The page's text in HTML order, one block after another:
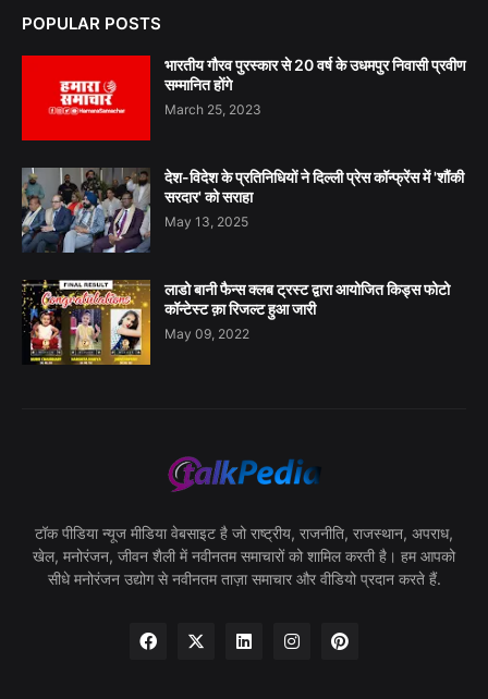
POPULAR POSTS
भारतीय गौरव पुरस्कार से 20 वर्ष के उधमपुर निवासी प्रवीण
सम्मानित होंगे
March 25, 2023
देश-विदेश के प्रतिनिधियों ने दिल्ली प्रेस कॉन्फ्रेंस में 'शौंकी
सरदार' को सराहा
May 13, 2025
लाडो बानी फैन्स क्लब ट्रस्ट द्वारा आयोजित किड्स फोटो
कॉन्टेस्ट क़ा रिजल्ट हुआ जारी
May 09, 2022
टॉक पीडिया न्यूज मीडिया वेबसाइट है जो राष्ट्रीय, राजनीति, राजस्थान, अपराध,
खेल, मनोरंजन, जीवन शैली में नवीनतम समाचारों को शामिल करती है। हम आपको
सीधे मनोरंजन उद्योग से नवीनतम ताज़ा समाचार और वीडियो प्रदान करते हैं.